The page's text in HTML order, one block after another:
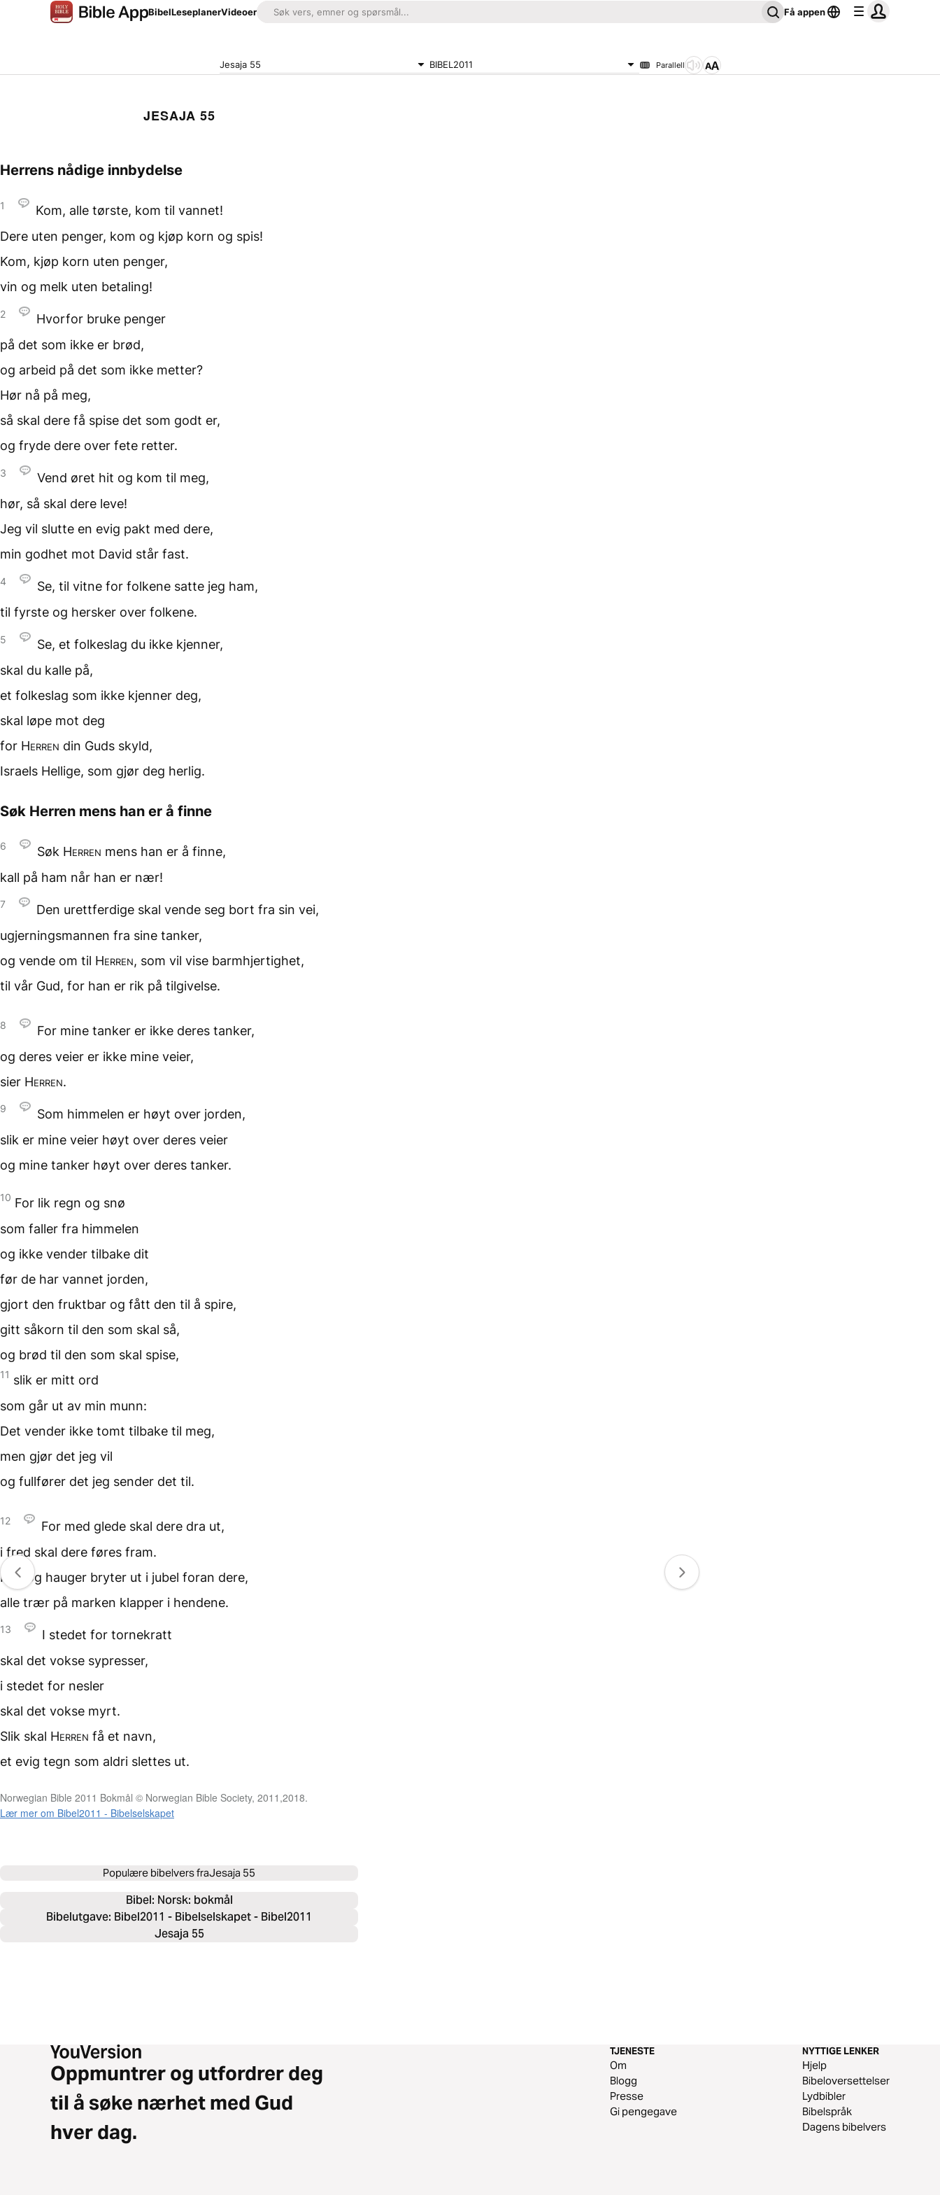
BibelLeseplanerVideoer Få appen
Jesaja 55 BIBEL2011 Parallell
JESAJA 55
Herrens nådige innbydelse
1 Kom, alle tørste, kom til vannet!
Dere uten penger, kom og kjøp korn og spis!
Kom, kjøp korn uten penger,
vin og melk uten betaling!
2
Hvorfor bruke penger
på det som ikke er brød,
og arbeid på det som ikke metter?
Hør nå på meg,
så skal dere få spise det som godt er,
og fryde dere over fete retter.
3 Vend øret hit og kom til meg,
hør, så skal dere leve!
Jeg vil slutte en evig pakt med dere,
min godhet mot David står fast.
4 Se, til vitne for folkene satte jeg ham,
til fyrste og hersker over folkene.
5 Se, et folkeslag du ikke kjenner,
skal du kalle på,
et folkeslag som ikke kjenner deg,
skal løpe mot deg
for Herren din Guds skyld,
Israels Hellige, som gjør deg herlig.
Søk Herren mens han er å finne
6 Søk Herren mens han er å finne,
kall på ham når han er nær!
7 Den urettferdige skal vende seg bort fra sin vei,
ugjerningsmannen fra sine tanker,
og vende om til Herren, som vil vise barmhjertighet,
til vår Gud, for han er rik på tilgivelse.
8 For mine tanker er ikke deres tanker,
og deres veier er ikke mine veier,
sier Herren.
9 Som himmelen er høyt over jorden,
slik er mine veier høyt over deres veier
og mine tanker høyt over deres tanker.
10 For lik regn og snø
som faller fra himmelen
og ikke vender tilbake dit
før de har vannet jorden,
gjort den fruktbar og fått den til å spire,
gitt såkorn til den som skal så,
og brød til den som skal spise,
11 slik er mitt ord
som går ut av min munn:
Det vender ikke tomt tilbake til meg,
men gjør det jeg vil
og fullfører det jeg sender det til.
12 For med glede skal dere dra ut,
i fred skal dere føres fram.
Fjell og hauger bryter ut i jubel foran dere,
alle trær på marken klapper i hendene.
13
I stedet for tornekratt
skal det vokse sypresser,
i stedet for nesler
skal det vokse myrt.
Slik skal Herren få et navn,
et evig tegn som aldri slettes ut.
Norwegian Bible 2011 Bokmål © Norwegian Bible Society, 2011,2018.
Lær mer om Bibel2011 - Bibelselskapet
Populære bibelvers fraJesaja 55
Bibel: Norsk: bokmål
Bibelutgave: Bibel2011 - Bibelselskapet - Bibel2011
Jesaja 55
Oppmuntrer og utfordrer deg
til å søke nærhet med Gud
hver dag.
TJENESTE
Om
Blogg
Presse
Gi pengegave
NYTTIGE LENKER
Hjelp
Bibeloversettelser
Lydbibler
Bibelspråk
Dagens bibelvers